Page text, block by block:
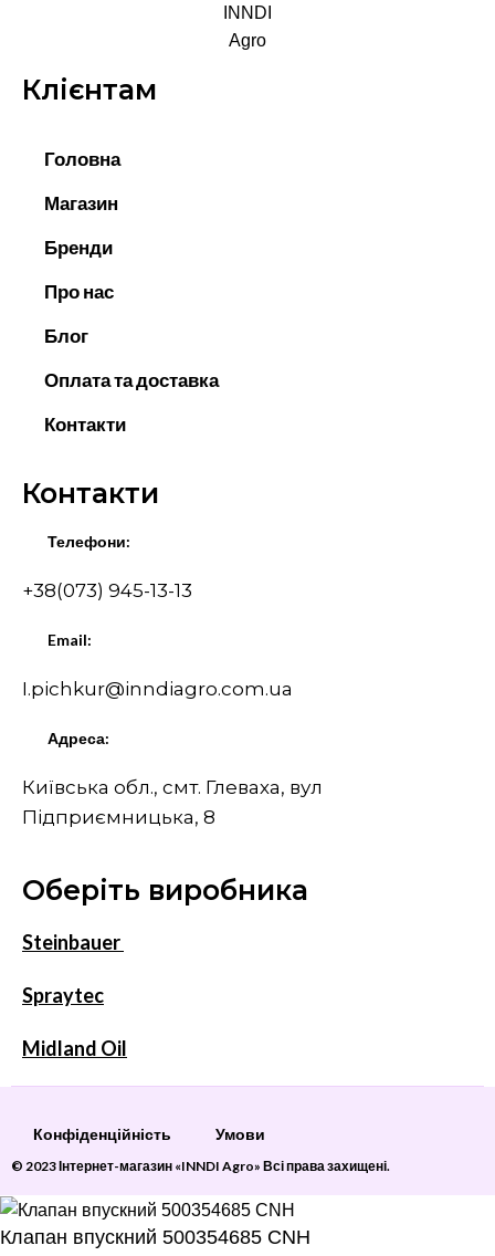
Клієнтам
Головна
Магазин
Бренди
Про нас
Блог
Оплата та доставка
Контакти
Контакти
Телефони:
+38(073) 945-13-13
Email:
I.pichkur@inndiagro.com.ua
Адреса:
Київська обл., смт. Глеваха, вул
Підприємницька, 8
Оберіть виробника
Steinbauer
Spraytec
Midland Oil
Конфіденційність Умови
© 2023 Інтернет-магазин «INNDI Agro» Всі права захищені.
Клапан впускний 500354685 CNH